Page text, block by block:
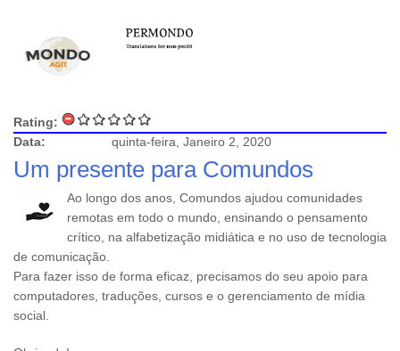
Rating:
Data:
quinta-feira, Janeiro 2, 2020
Um presente para Comundos
Ao longo dos anos, Comundos ajudou comunidades
remotas em todo o mundo, ensinando o pensamento
crítico, na alfabetização midiática e no uso de tecnologia
de comunicação.
Para fazer isso de forma eficaz, precisamos do seu apoio para
computadores, traduções, cursos e o gerenciamento de mídia
social.